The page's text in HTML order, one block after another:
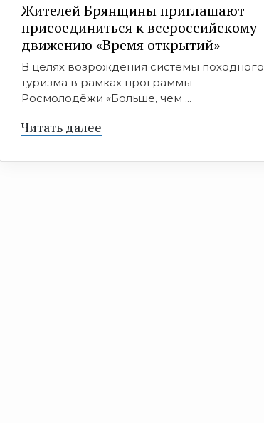
Жителей Брянщины приглашают
присоединиться к всероссийскому
движению «Время открытий»
В целях возрождения системы походного
туризма в рамках программы
Росмолодёжи «Больше, чем ...
Читать далее